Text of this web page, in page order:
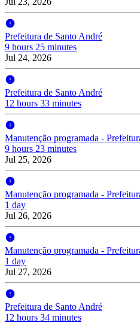
Prefeitura de Santo André
9 hours 25 minutes
Jul 24, 2026
Prefeitura de Santo André
12 hours 33 minutes
Manutenção programada -
9 hours 23 minutes
Jul 25, 2026
Manutenção programada -
1 day
Jul 26, 2026
Manutenção programada -
1 day
Jul 27, 2026
Prefeitura de Santo André
12 hours 34 minutes